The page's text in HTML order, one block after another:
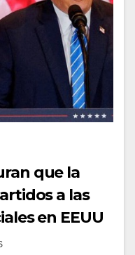
que la
a las
en EEUU